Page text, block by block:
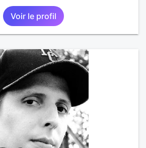
Voir le profil